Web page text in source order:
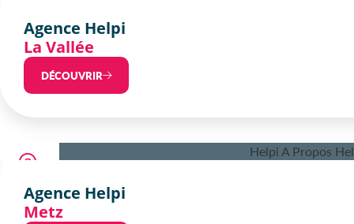
Agence Helpi
La Vallée
DÉCOUVRIR
Agence Helpi
Metz